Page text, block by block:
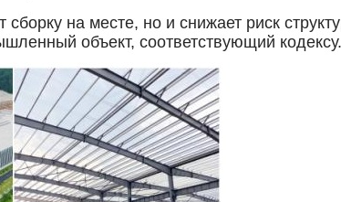
на месте, но и снижает риск
объект, соответствующий кодексу.